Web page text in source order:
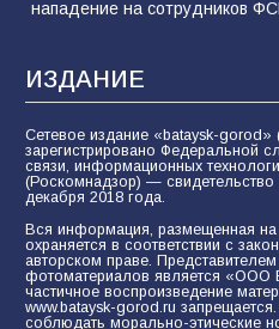
нападение на сотрудников
ИЗДАНИЕ
Сетевое издание «bataysk-gorod»
зарегистрировано Федеральной
связи, информационных
(Роскомнадзор) —
декабря 2018 года.
Вся информация, размещенная на
охраняется в соответствии с
авторском праве.
фотоматериалов является «ООО
частичное воспроизведение
www.bataysk-gorod.ru
соблюдать морально-этические